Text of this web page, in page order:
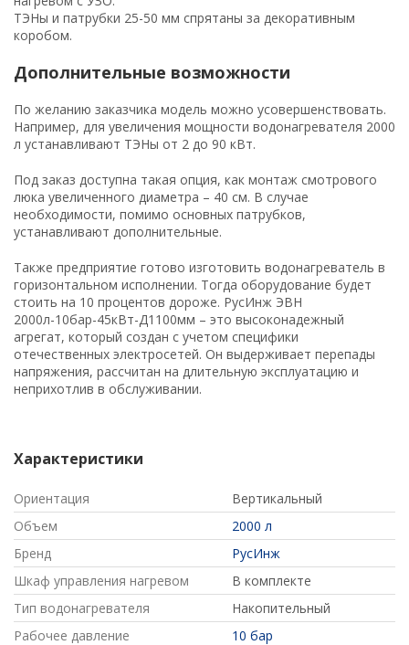
ТЭНы и патрубки 25-50 мм спрятаны за декоративным
коробом.
Дополнительные возможности
По желанию заказчика модель можно усовершенствовать.
Например, для увеличения мощности водонагревателя 2000
л устанавливают ТЭНы от 2 до 90 кВт.
Под заказ доступна такая опция, как монтаж смотрового
люка увеличенного диаметра – 40 см. В случае
необходимости, помимо основных патрубков,
устанавливают дополнительные.
Также предприятие готово изготовить водонагреватель в
горизонтальном исполнении. Тогда оборудование будет
стоить на 10 процентов дороже. РусИнж ЭВН
2000л-10бар-45кВт-Д1100мм – это высоконадежный
агрегат, который создан с учетом специфики
отечественных электросетей. Он выдерживает перепады
напряжения, рассчитан на длительную эксплуатацию и
неприхотлив в обслуживании.
Характеристики
Ориентация
Вертикальный
Объем
2000 л
Бренд
РусИнж
Шкаф управления нагревом
В комплекте
Тип водонагревателя
Накопительный
Рабочее давление
10 бар